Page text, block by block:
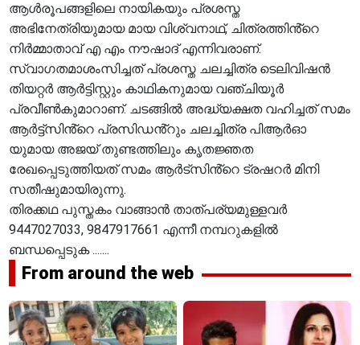
ആൾരൂപങ്ങളിലെ നായികയും പ്രശസ്ത
അഭിനേത്രിയുമായ മായ വിശ്വനാഥ്, ചിത്രത്തിൻ്റെ
നിർമ്മാതാവ് എ എം നൗഷാദ് എന്നിവരാണ്.
സ്വാഗതമാശംസിച്ചത് പ്രശസ്ത ചലച്ചിത്ര ടെലിവിഷൻ
തിയറ്റർ ആർട്ടിസ്റ്റും കാഥികനുമായ വഞ്ചിയൂർ
പ്രവീൺകുമാറാണ്. ചടങ്ങിൽ അദ്ധ്യക്ഷത വഹിച്ചത് സമം
ആർട്ട്സിൻ്റെ പ്രസിഡൻ്റും ചലച്ചിത്ര പിആർഓ
യുമായ അജയ് തുണ്ടത്തിലും കൃതജ്ഞത
രേഖപ്പെടുത്തിയത് സമം ആർട്സിൻ്റെ ട്രഷറർ മിനി
സതീഷുമായിരുന്നു.
തിരക്കഥ പുസ്തകം വാങ്ങാൻ താത്പര്യമുള്ളവർ
9447027033, 9847917661 എന്നീ നമ്പറുകളിൽ
ബന്ധപ്പെടുക .......
From around the web